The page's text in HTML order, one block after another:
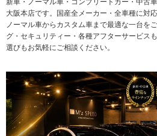
新車・ノーマル車・コンプリートカー・中古
大阪本店です。国産全メーカー・全車種に対
ノーマル車からカスタム車まで最適な一台を
グ・セキュリティー・各種アフターサービス
選びもお気軽にご相談ください。